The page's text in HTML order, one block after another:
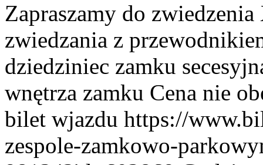
Zapraszamy do
zwiedzania z
dziedziniec zamku
wnętrza zamku Cena nie
bilet wjazdu https://
zespole-zamkowo-